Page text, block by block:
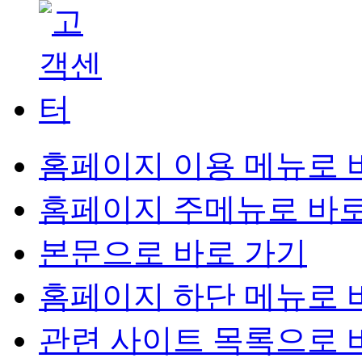
홈페이지 이용 메뉴로
홈페이지 주메뉴로 바
본문으로 바로 가기
홈페이지 하단 메뉴로
관련 사이트 목록으로